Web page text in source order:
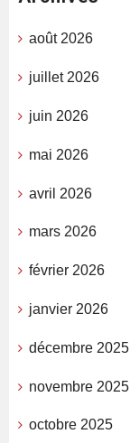
août 2026
juillet 2026
juin 2026
mai 2026
avril 2026
mars 2026
février 2026
janvier 2026
décembre 2025
novembre 2025
octobre 2025